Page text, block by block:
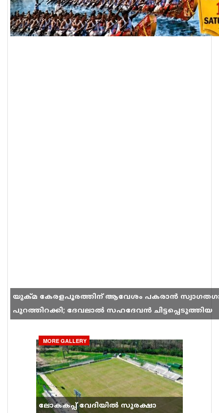
യുക്മ കേരളപൂരത്തിന് ആവേശം പകരാൻ
പുറത്തിറക്കി; ദേവലാൽ സഹദേവൻ ചിട്ടപ്പെടുത്തിയ
MORE GALLERY
ലോകകപ്പ് വേദിയിൽ സുരക്ഷാ